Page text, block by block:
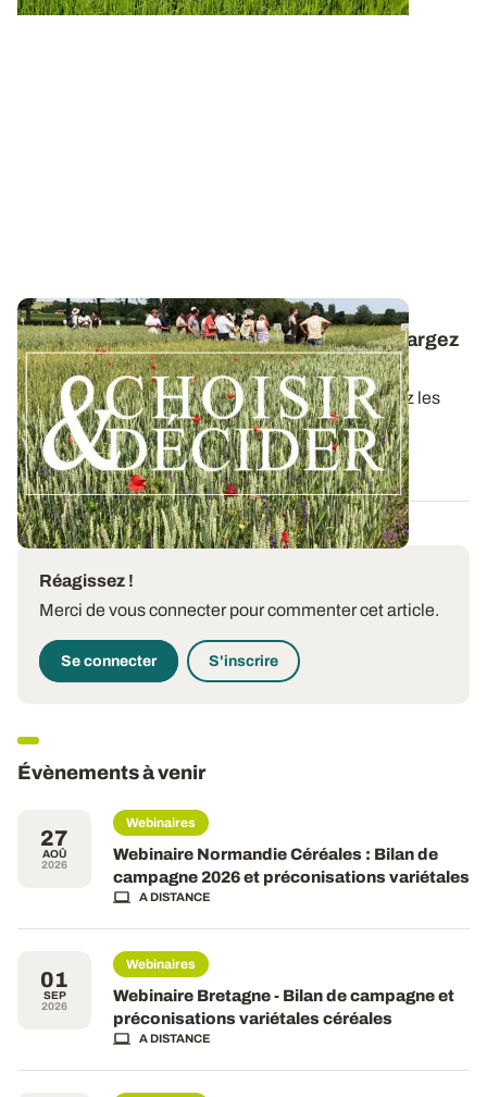
Céréales à paille conduites en bio : téléchargez
la synthèse des essais 2025
Dans ce nouveau guide Choisir & Décider, retrouvez les
résultats des essais du réseau...
09 DÉC. 2025
Réagissez !
Merci de vous connecter pour commenter cet article.
Se connecter S'inscrire
Évènements à venir
27
AOÛ
2026
Webinaires
Webinaire Normandie Céréales : Bilan de
campagne 2026 et préconisations variétales
A DISTANCE
01
SEP
2026
Webinaires
Webinaire Bretagne - Bilan de campagne et
préconisations variétales céréales
A DISTANCE